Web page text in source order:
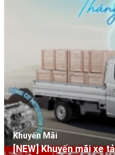
Khuyến Mãi
[NEW] Khuyến mãi xe